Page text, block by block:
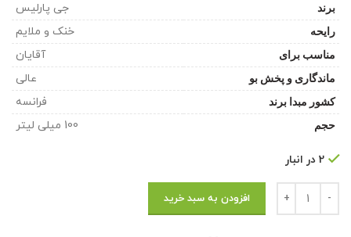
برند جی پارلیس
رایحه خنک و ملایم
مناسب برای آقایان
ماندگاری و پخش بو عالی
کشور مبدا برند فرانسه
حجم 100 میلی لیتر
2 در انبار
افزودن به سبد خرید